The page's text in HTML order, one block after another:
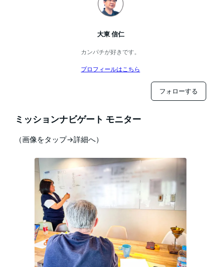
大東 信仁
カンパチが好きです。
プロフィールはこちら
フォローする
ミッションナビゲート モニター
（画像をタップ→詳細へ）